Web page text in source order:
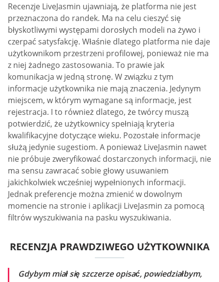
Recenzje LiveJasmin ujawniają, że platforma nie jest
przeznaczona do randek. Ma na celu cieszyć się
błyskotliwymi występami dorosłych modeli na żywo i
czerpać satysfakcję. Właśnie dlatego platforma nie daje
użytkownikom przestrzeni profilowej, ponieważ nie ma
z niej żadnego zastosowania. To prawie jak
komunikacja w jedną stronę. W związku z tym
informacje użytkownika nie mają znaczenia. Jedynym
miejscem, w którym wymagane są informacje, jest
rejestracja. I to również dlatego, że twórcy muszą
potwierdzić, że użytkownicy spełniają kryteria
kwalifikacyjne dotyczące wieku. Pozostałe informacje
służą jedynie sugestiom. A ponieważ LiveJasmin nawet
nie próbuje zweryfikować dostarczonych informacji, nie
ma sensu zawracać sobie głowy usuwaniem
jakichkolwiek wcześniej wypełnionych informacji.
Jednak preferencje można zmienić w dowolnym
momencie na stronie i aplikacji LiveJasmin za pomocą
filtrów wyszukiwania na pasku wyszukiwania.
RECENZJA PRAWDZIWEGO UŻYTKOWNIKA
Gdybym miał się szczerze opisać, powiedziałbym,